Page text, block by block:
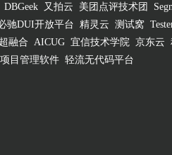
DBGeek 又拍云 美团点评技术团
驰DUI开放平台 精灵云 测试窝
融合 AICUG 宜信技术学院 京东云
目管理软件 轻流无代码平台